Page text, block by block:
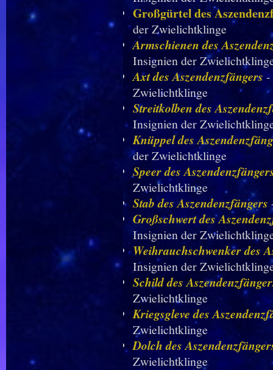
Großgürtel des
der Zwielichtklinge
Armschienen des
Insignien der
Axt des Aszendenzfängers -
Zwielichtklinge
Streitkolben des
Insignien der
Knüppel des
der Zwielichtklinge
Speer des
Zwielichtklinge
Stab des Aszendenzfängers
Großschwert des
Insignien der
Weihrauchschwenker des
Insignien der
Schild des
Zwielichtklinge
Kriegsgleve des
Zwielichtklinge
Dolch des
Zwielichtklinge